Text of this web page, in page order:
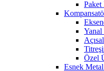
Paket
Yanal
Özel
Esnek